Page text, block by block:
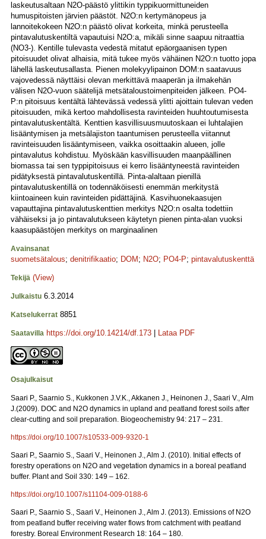
laskeutusaltaan N2O-päästö ylittikin typpikuormittuneiden
humuspitoisten järvien päästöt. N2O:n kertymänopeus ja
lannoitekokeen N2O:n päästö olivat korkeita, minkä perusteella
pintavalutuskentiltä vapautuisi N2O:a, mikäli sinne saapuu nitraattia
(NO3-). Kentille tulevasta vedestä mitatut epäorgaanisen typen
pitoisuudet olivat alhaisia, mitä tukee myös vähäinen N2O:n tuotto jopa
lähellä laskeutusallasta. Pienen molekyylipainon DOM:n saatavuus
vajovedessä näyttäisi olevan merkittävä maaperän ja ilmakehän
välisen N2O-vuon säätelijä metsätaloustoimenpiteiden jälkeen. PO4-
P:n pitoisuus kentältä lähtevässä vedessä ylitti ajoittain tulevan veden
pitoisuuden, mikä kertoo mahdollisesta ravinteiden huuhtoutumisesta
pintavalutuskentältä. Kenttien kasvillisuusmuutoskaan ei luhtalajien
lisääntymisen ja metsälajiston taantumisen perusteella viitannut
ravinteisuuden lisääntymiseen, vaikka osoittaakin alueen, jolle
pintavalutus kohdistuu. Myöskään kasvillisuuden maanpäällinen
biomassa tai sen typpipitoisuus ei kerro lisääntyneestä ravinteiden
pidätyksestä pintavalutuskentillä. Pinta-alaltaan pienillä
pintavalutuskentillä on todennäköisesti enemmän merkitystä
kiintoaineen kuin ravinteiden pidättäjinä. Kasvihuonekaasujen
vapauttajina pintavalutuskenttien merkitys N2O:n osalta todettiin
vähäiseksi ja jo pintavalutukseen käytetyn pienen pinta-alan vuoksi
kaasupäästöjen merkitys on marginaalinen
Avainsanat
suometsätalous; denitrifikaatio; DOM ; N2O; PO4-P; pintavalutuskenttä
Tekijä (View)
Julkaistu 6.3.2014
Katselukerrat 8851
Saatavilla https://doi.org/10.14214/df.173 Lataa PDF
Osajulkaisut
Saari P., Saarnio S., Kukkonen J.V.K., Akkanen J., Heinonen J., Saari V., Alm
J.(2009). DOC and N2O dynamics in upland and peatland forest soils after
clear-cutting and soil preparation. Biogeochemistry 94: 217 – 231.
https://doi.org/10.1007/s10533-009-9320-1
Saari P., Saarnio S., Saari V., Heinonen J., Alm J. (2010). Initial effects of
forestry operations on N2O and vegetation dynamics in a boreal peatland
buffer. Plant and Soil 330: 149 – 162.
https://doi.org/10.1007/s11104-009-0188-6
Saari P., Saarnio S., Saari V., Heinonen J., Alm J. (2013). Emissions of N2O
from peatland buffer receiving water flows from catchment with peatland
forestry. Boreal Environment Research 18: 164 – 180.